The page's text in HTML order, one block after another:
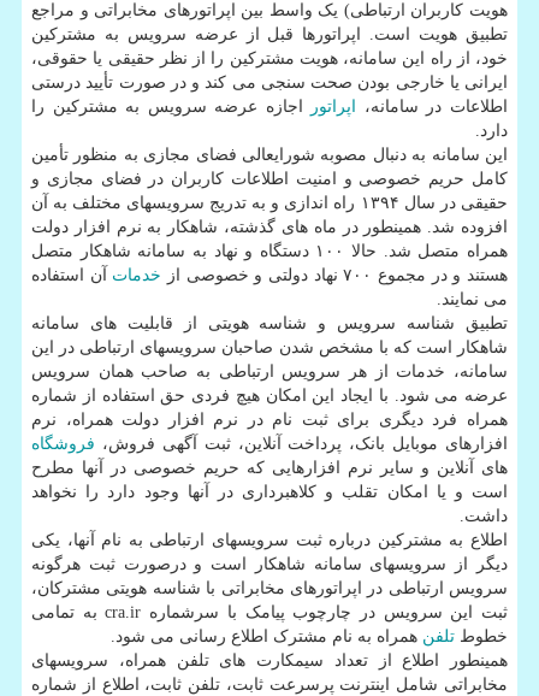
هویت کاربران ارتباطی) یک واسط بین اپراتورهای مخابراتی و مراجع
تطبیق هویت است. اپراتورها قبل از عرضه سرویس به مشترکین
خود، از راه این سامانه، هویت مشترکین را از نظر حقیقی یا حقوقی،
ایرانی یا خارجی بودن صحت سنجی می کند و در صورت تأیید درستی
اطلاعات در سامانه،
اپراتور
اجازه عرضه سرویس به مشترکین را
دارد.
این سامانه به دنبال مصوبه شورایعالی فضای مجازی به منظور تأمین
کامل حریم خصوصی و امنیت اطلاعات کاربران در فضای مجازی و
حقیقی در سال ۱۳۹۴ راه اندازی و به تدریج سرویسهای مختلف به آن
افزوده شد. همینطور در ماه های گذشته، شاهکار به نرم افزار دولت
همراه متصل شد. حالا ۱۰۰ دستگاه و نهاد به سامانه شاهکار متصل
هستند و در مجموع ۷۰۰ نهاد دولتی و خصوصی از
خدمات آن استفاده
می نمایند.
تطبیق شناسه سرویس و شناسه هویتی از قابلیت های سامانه
شاهکار است که با مشخص شدن صاحبان سرویسهای ارتباطی در این
سامانه، خدمات از هر سرویس ارتباطی به صاحب همان سرویس
عرضه می شود. با ایجاد این امکان هیچ فردی حق استفاده از شماره
همراه فرد دیگری برای ثبت نام در نرم افزار دولت همراه، نرم
افزارهای موبایل بانک، پرداخت آنلاین، ثبت آگهی فروش، فروشگاه
های آنلاین و سایر نرم افزارهایی که حریم خصوصی در آنها مطرح
است و یا امکان تقلب و کلاهبرداری در آنها وجود دارد را نخواهد
داشت.
اطلاع به مشترکین درباره ثبت سرویسهای ارتباطی به نام آنها، یکی
دیگر از سرویسهای سامانه شاهکار است و درصورت ثبت هرگونه
سرویس ارتباطی در اپراتورهای مخابراتی با شناسه هویتی مشترکان،
ثبت این سرویس در چارچوب پیامک با سرشماره cra.ir به تمامی
خطوط تلفن همراه به نام مشترک اطلاع رسانی می شود.
همینطور اطلاع از تعداد سیمکارت های تلفن همراه، سرویسهای
مخابراتی شامل اینترنت پرسرعت ثابت، تلفن ثابت، اطلاع از شماره